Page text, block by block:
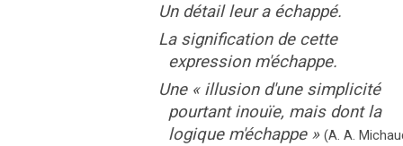
Un détail leur a échappé.
La signification de cette
expression m'échappe.
Une « illusion d'une simplicité
pourtant inouïe, mais dont la
logique m'échappe » (A. A.